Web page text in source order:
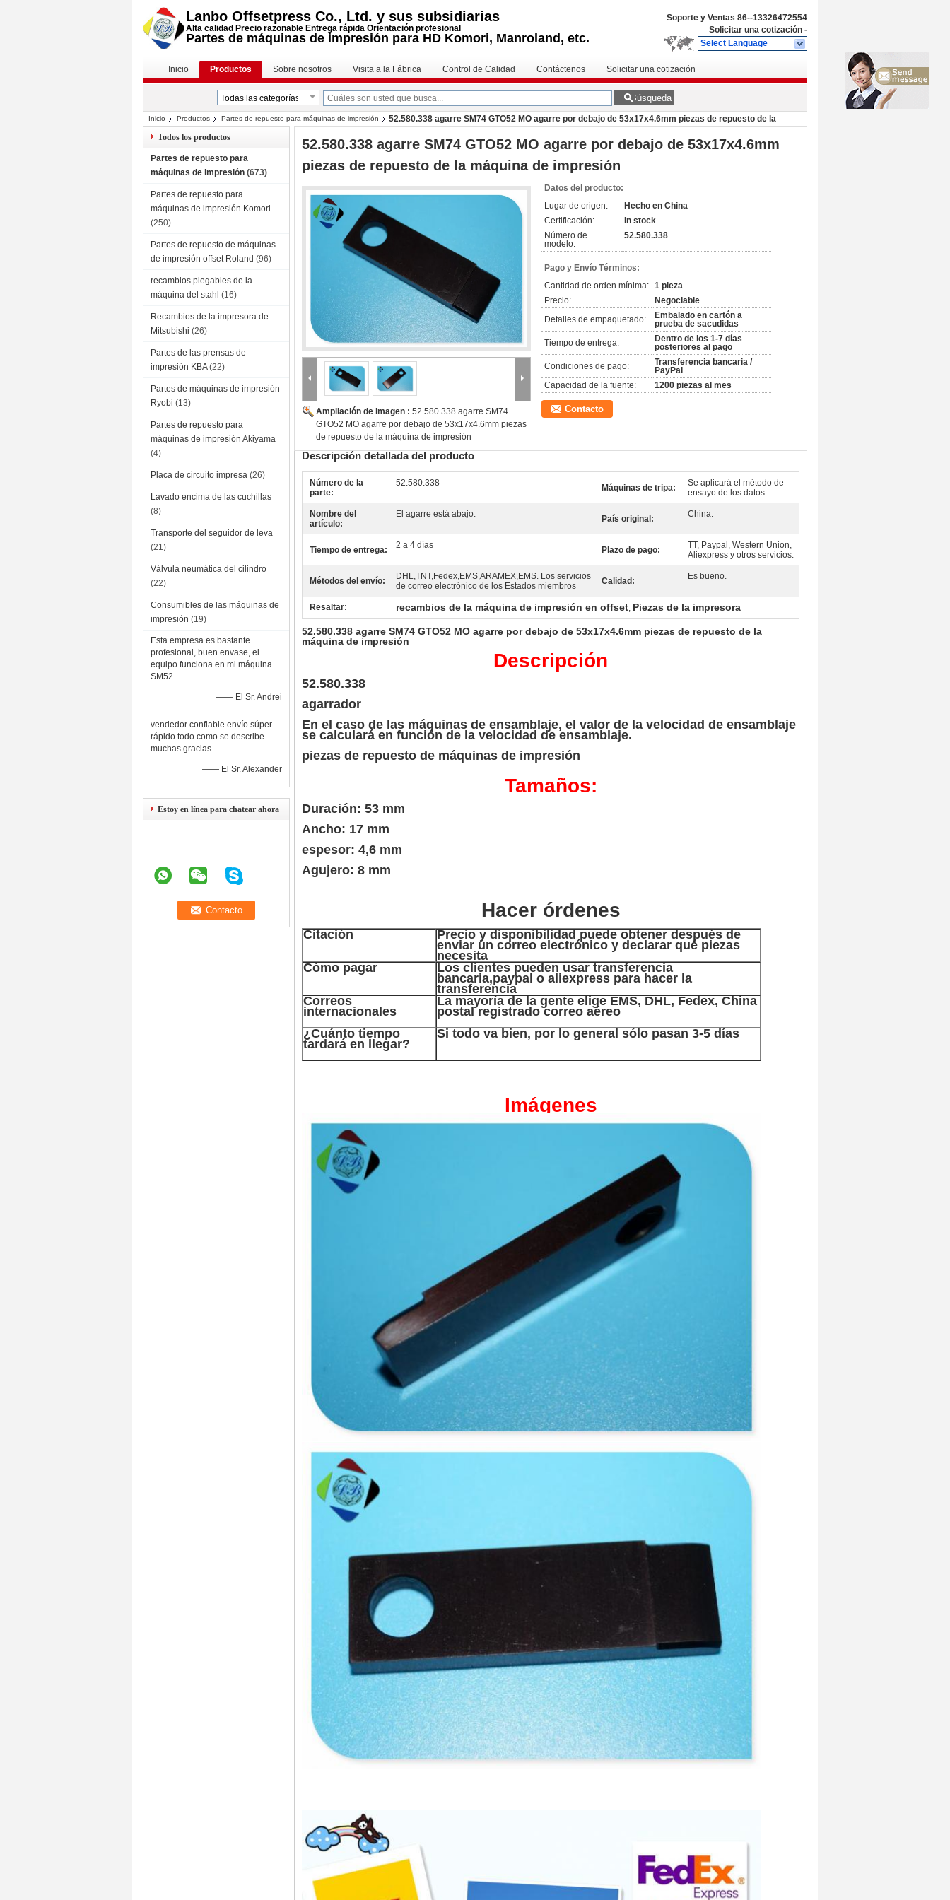
Lanbo Offsetpress Co., Ltd. y sus subsidiarias
Alta calidad Precio razonable Entrega rápida Orientación profesional
Partes de máquinas de impresión para HD Komori, Manroland, etc.
Soporte y Ventas 86--13326472554
Solicitar una cotización -
Select Language
Inicio Productos Sobre nosotros Visita a la Fábrica Control de Calidad Contáctenos Solicitar una cotización
Búsqueda
Inicio Productos Partes de repuesto para máquinas de impresión
52.580.338 agarre SM74 GTO52 MO agarre por debajo de 53x17x4.6mm piezas de repuesto de la
máquina de impresión
Todos los productos
Partes de repuesto para
máquinas de impresión (673)
Partes de repuesto para
máquinas de impresión Komori
(250)
Partes de repuesto de máquinas
de impresión offset Roland (96)
recambios plegables de la
máquina del stahl (16)
Recambios de la impresora de
Mitsubishi (26)
Partes de las prensas de
impresión KBA (22)
Partes de máquinas de impresión
Ryobi (13)
Partes de repuesto para
máquinas de impresión Akiyama
(4)
Placa de circuito impresa (26)
Lavado encima de las cuchillas
(8)
Transporte del seguidor de leva
(21)
Válvula neumática del cilindro
(22)
Consumibles de las máquinas de
impresión (19)
Esta empresa es bastante
profesional, buen envase, el
equipo funciona en mi máquina
SM52.
—— El Sr. Andrei
vendedor confiable envío súper
rápido todo como se describe
muchas gracias
—— El Sr. Alexander
Estoy en línea para chatear ahora
52.580.338 agarre SM74 GTO52 MO agarre por debajo de 53x17x4.6mm
piezas de repuesto de la máquina de impresión
Ampliación de imagen : 52.580.338 agarre SM74
GTO52 MO agarre por debajo de 53x17x4.6mm piezas
de repuesto de la máquina de impresión
Datos del producto:
Lugar de origen:
Hecho en China
Certificación:
In stock
Número de
modelo:
52.580.338
Pago y Envío Términos:
Cantidad de orden mínima: 1 pieza
Precio:
Negociable
Detalles de empaquetado:
Embalado en cartón a
prueba de sacudidas
Tiempo de entrega:
Dentro de los 1-7 días
posteriores al pago
Condiciones de pago:
Transferencia bancaria /
PayPal
Capacidad de la fuente:
1200 piezas al mes
Contacto
Descripción detallada del producto
Número de la
parte:
52.580.338 Máquinas de tripa:
Se aplicará el método de
ensayo de los datos.
Nombre del
artículo:
El agarre está abajo. País original: China.
Tiempo de entrega: 2 a 4 días Plazo de pago:
TT, Paypal, Western Union,
Aliexpress y otros servicios.
Métodos del envío:
DHL,TNT,Fedex,EMS,ARAMEX,EMS. Los servicios
de correo electrónico de los Estados miembros
Calidad: Es bueno.
Resaltar: recambios de la máquina de impresión en offset, Piezas de la impresora
52.580.338 agarre SM74 GTO52 MO agarre por debajo de 53x17x4.6mm piezas de repuesto de la
máquina de impresión
Descripción
52.580.338
agarrador
En el caso de las máquinas de ensamblaje, el valor de la velocidad de ensamblaje
se calculará en función de la velocidad de ensamblaje.
piezas de repuesto de máquinas de impresión
Tamaños:
Duración: 53 mm
Ancho: 17 mm
espesor: 4,6 mm
Agujero: 8 mm
Hacer órdenes
Citación Precio y disponibilidad puede obtener después de
enviar un correo electrónico y declarar qué piezas
necesita
Cómo pagar
Los clientes pueden usar transferencia
bancaria,paypal o aliexpress para hacer la
transferencia
Correos
internacionales
La mayoría de la gente elige EMS, DHL, Fedex, China
postal registrado correo aéreo
¿Cuánto tiempo
tardará en llegar?
Si todo va bien, por lo general sólo pasan 3-5 días
Imágenes